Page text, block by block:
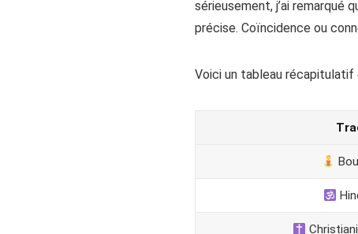
sérieusement, j’ai remarqué
précise. Coïncidence ou
Voici un tableau